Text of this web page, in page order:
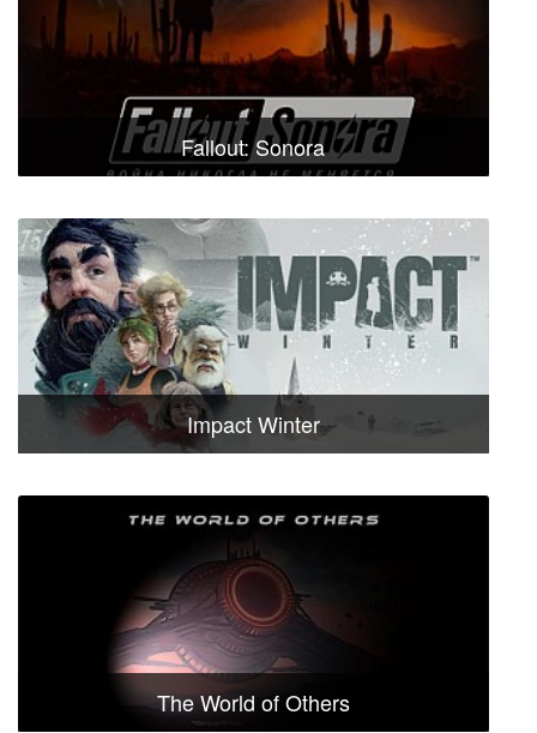
Fallout: Sonora
Impact Winter
The World of Others